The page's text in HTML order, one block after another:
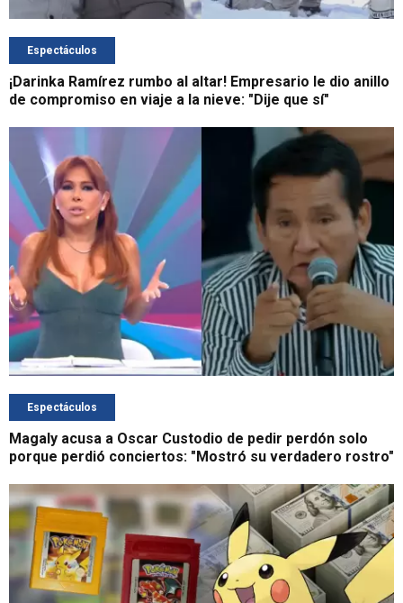
Espectáculos
¡Darinka Ramírez rumbo al altar! Empresario le dio anillo
de compromiso en viaje a la nieve: "Dije que sí"
Espectáculos
Magaly acusa a Oscar Custodio de pedir perdón solo
porque perdió conciertos: "Mostró su verdadero rostro"